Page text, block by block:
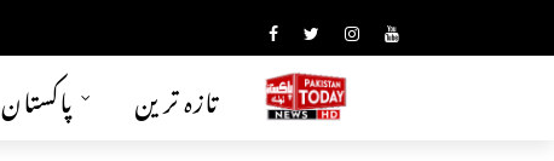
پاکستان تازہ ترین